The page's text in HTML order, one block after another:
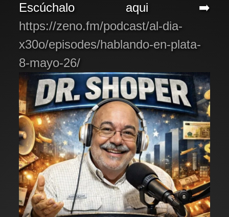
Escúchalo aqui ➡️
https://zeno.fm/podcast/al-dia-
x30o/episodes/hablando-en-plata-
8-mayo-26/